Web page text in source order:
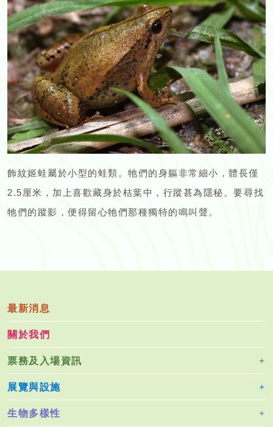
飾紋姬蛙屬於小型的蛙類。牠們的身軀非常細小，體長僅
2.5厘米，加上喜歡藏身於枯葉中，行蹤甚為隱秘。要尋找
牠們的蹤影，便得留心牠們那種獨特的鳴叫聲。
最新消息
關於我們
票務及入場資訊
展覽與設施
生物多樣性